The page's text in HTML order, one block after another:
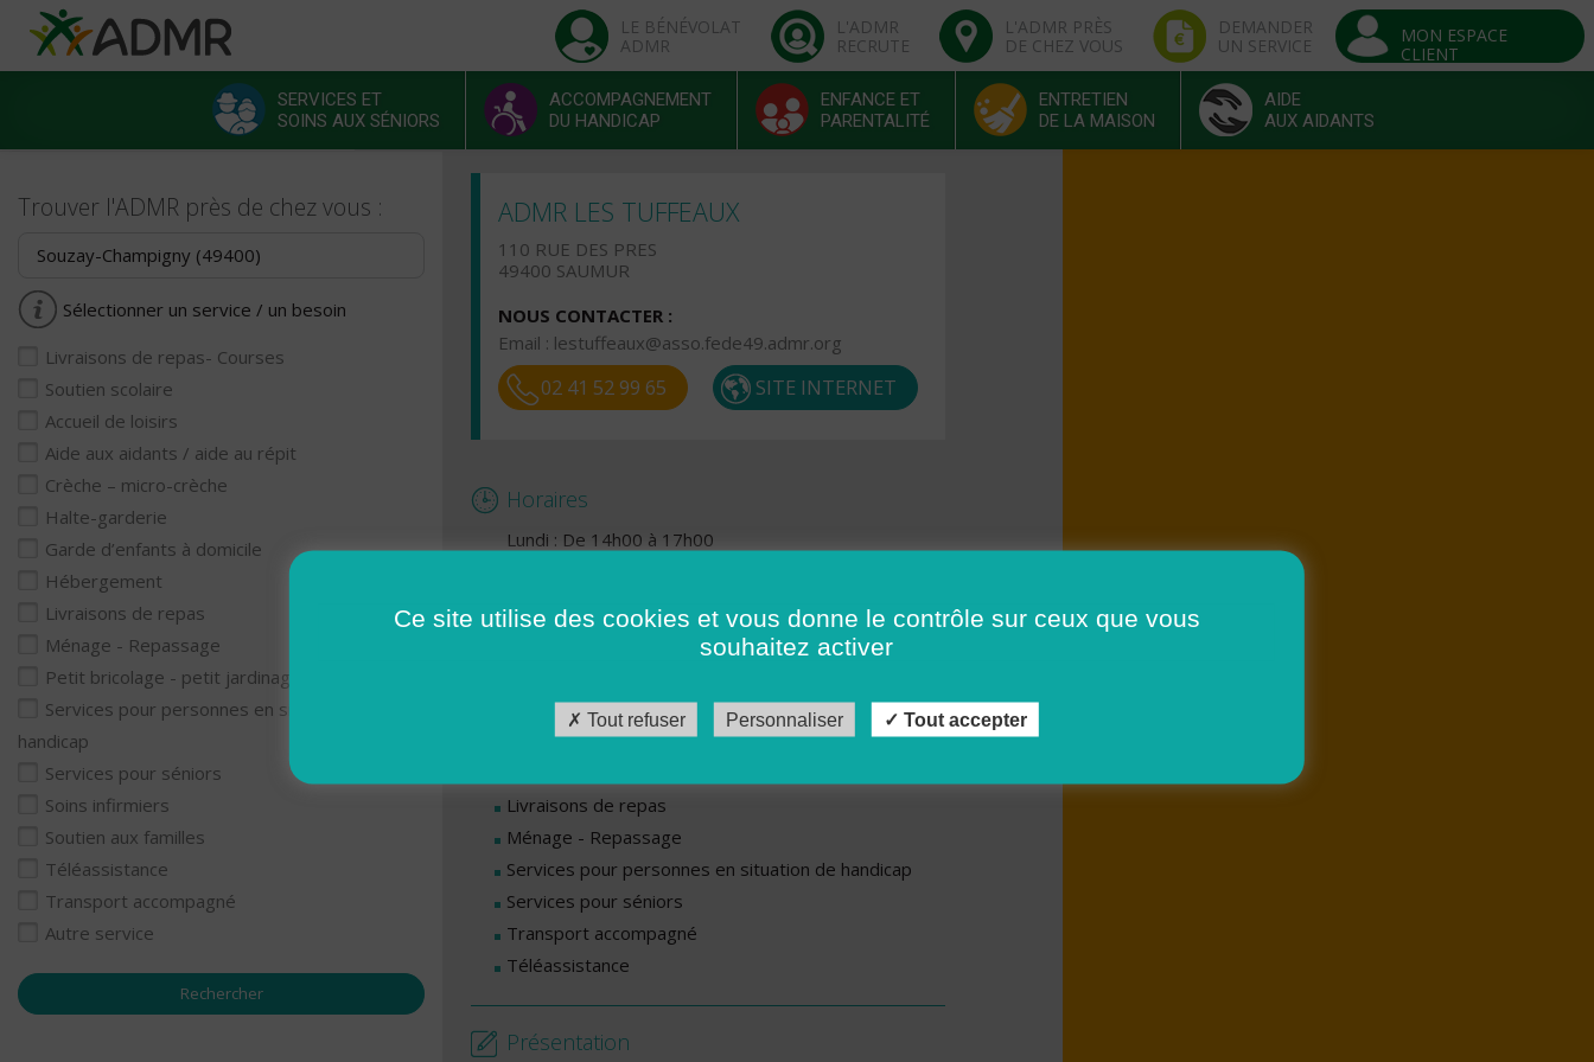
Aller au contenu principal
LE BÉNÉVOLAT
ADMR
L'ADMR
RECRUTE
L'ADMR PRÈS
DE CHEZ VOUS
DEMANDER
UN SERVICE
MON ESPACE
CLIENT
SERVICES ET
SOINS AUX SÉNIORS
ACCOMPAGNEMENT
DU HANDICAP
ENFANCE ET
PARENTALITÉ
ENTRETIEN
DE LA MAISON
AIDE
AUX AIDANTS
Trouver l'ADMR près de chez vous :
Sélectionner un service / un besoin
Livraisons de repas- Courses
Soutien scolaire
Accueil de loisirs
Aide aux aidants / aide au répit
Crèche – micro-crèche
Halte-garderie
Garde d’enfants à domicile
Hébergement
Livraisons de repas
Ménage - Repassage
Petit bricolage - petit jardinage
Services pour personnes en situation de
handicap
Services pour séniors
Soins infirmiers
Soutien aux familles
Téléassistance
Transport accompagné
Autre service
ADMR LES TUFFEAUX
110 RUE DES PRES
49400 SAUMUR
NOUS CONTACTER :
Email : lestuffeaux@asso.fede49.admr.org
02 41 52 99 65 SITE INTERNET
Horaires
Lundi : De 14h00 à 17h00
Jeudi : De 14h00 à 17h00 et de 09h00 à 12h00
Services proposés par cette association
Livraisons de repas
Ménage - Repassage
Services pour personnes en situation de handicap
Services pour séniors
Transport accompagné
Téléassistance
Présentation
Panneau de gestion des cookies
Ce site utilise des cookies et vous donne le contrôle sur ceux que vous
souhaitez activer
Tout refuser Personnaliser Tout accepter